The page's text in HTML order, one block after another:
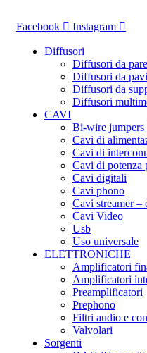
Facebook Instagram
Diffusori
Diffusori da
Diffusori da
Diffusori da
Diffusori
CAVI
Bi-wire jumpers
Cavi di
Cavi di
Cavi di potenza
Cavi digitali
Cavi phono
Cavi streamer –
Cavi Video
Usb
Uso universale
ELETTRONICHE
Amplificatori
Amplificatori
Preamplificatori
Prephono
Filtri audio e
Valvolari
Sorgenti